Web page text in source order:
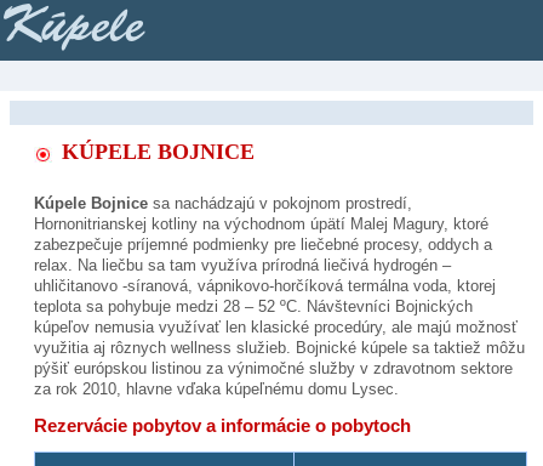
Kúpele
KÚPELE BOJNICE
Kúpele Bojnice sa nachádzajú v pokojnom prostredí,
Hornonitrianskej kotliny na východnom úpätí Malej Magury, ktoré
zabezpečuje príjemné podmienky pre liečebné procesy, oddych a
relax. Na liečbu sa tam využíva prírodná liečivá hydrogén –
uhličitanovo -síranová, vápnikovo-horčíková termálna voda, ktorej
teplota sa pohybuje medzi 28 – 52 ºC. Návštevníci Bojnických
kúpeľov nemusia využívať len klasické procedúry, ale majú možnosť
využitia aj rôznych wellness služieb. Bojnické kúpele sa taktiež môžu
pýšiť európskou listinou za výnimočné služby v zdravotnom sektore
za rok 2010, hlavne vďaka kúpeľnému domu Lysec.
Rezervácie pobytov a informácie o pobytoch